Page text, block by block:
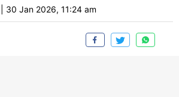
30 Jan 2026, 11:24 am